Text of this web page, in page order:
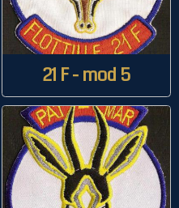
21 F - mod 5